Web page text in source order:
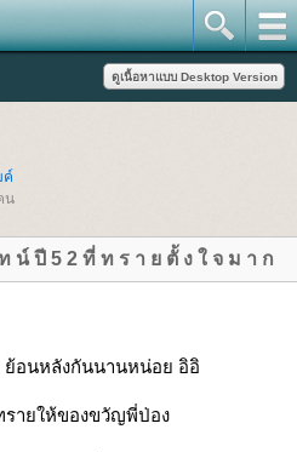
ค์
น
น์ ปี 5 2 ที่ ท ร า ย ตั้ ง ใ จ ม า ก
ย้อนหลังกันนานหน่อย อิอิ
รายให้ของขวัญพี่ป่อง